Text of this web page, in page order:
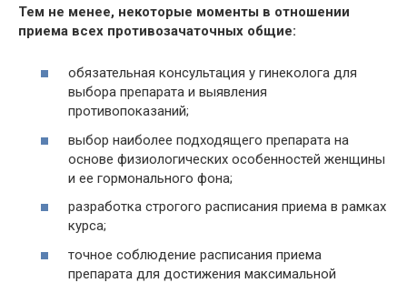
Тем не менее, некоторые моменты в отношении
приема всех противозачаточных общие:
обязательная консультация у гинеколога для
выбора препарата и выявления
противопоказаний;
выбор наиболее подходящего препарата на
основе физиологических особенностей женщины
и ее гормонального фона;
разработка строгого расписания приема в рамках
курса;
точное соблюдение расписания приема
препарата для достижения максимальной